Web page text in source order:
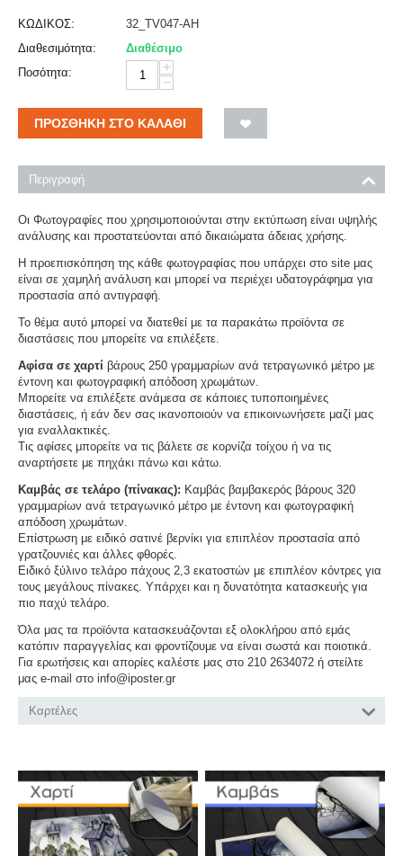
ΚΩΔΙΚΟΣ:
32_TV047-AH
Διαθεσιμότητα:
Διαθέσιμο
Ποσότητα:
+
−
ΠΡΟΣΘΉΚΗ ΣΤΟ ΚΑΛΆΘΙ
Περιγραφή
Οι Φωτογραφίες που χρησιμοποιούνται στην εκτύπωση είναι υψηλής
ανάλυσης και προστατεύονται από δικαιώματα άδειας χρήσης.
Η προεπισκόπηση της κάθε φωτογραφίας που υπάρχει στο site μας
είναι σε χαμηλή ανάλυση και μπορεί να περιέχει υδατογράφημα για
προστασία από αντιγραφή.
Το θέμα αυτό μπορεί να διατεθεί με τα παρακάτω προϊόντα σε
διαστάσεις που μπορείτε να επιλέξετε.
Αφίσα σε χαρτί βάρους 250 γραμμαρίων ανά τετραγωνικό μέτρο με
έντονη και φωτογραφική απόδοση χρωμάτων.
Μπορείτε να επιλέξετε ανάμεσα σε κάποιες τυποποιημένες
διαστάσεις, ή εάν δεν σας ικανοποιούν να επικοινωνήσετε μαζί μας
για εναλλακτικές.
Τις αφίσες μπορείτε να τις βάλετε σε κορνίζα τοίχου ή να τις
αναρτήσετε με πηχάκι πάνω και κάτω.
Καμβάς σε τελάρο (πίνακας): Καμβάς βαμβακερός βάρους 320
γραμμαρίων ανά τετραγωνικό μέτρο με έντονη και φωτογραφική
απόδοση χρωμάτων.
Επίστρωση με ειδικό σατινέ βερνίκι για επιπλέον προστασία από
γρατζουνιές και άλλες φθορές.
Ειδικό ξύλινο τελάρο πάχους 2,3 εκατοστών με επιπλέον κόντρες για
τους μεγάλους πίνακες. Υπάρχει και η δυνατότητα κατασκευής για
πιο παχύ τελάρο.
Όλα μας τα προϊόντα κατασκευάζονται εξ ολοκλήρου από εμάς
κατόπιν παραγγελίας και φροντίζουμε να είναι σωστά και ποιοτικά.
Για ερωτήσεις και απορίες καλέστε μας στο 210 2634072 ή στείλτε
μας e-mail στο info@iposter.gr
Καρτέλες